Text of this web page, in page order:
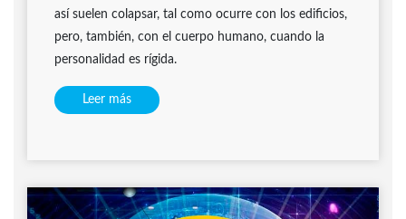
así suelen colapsar, tal como ocurre con los edificios,
pero, también, con el cuerpo humano, cuando la
personalidad es rígida.
Leer más